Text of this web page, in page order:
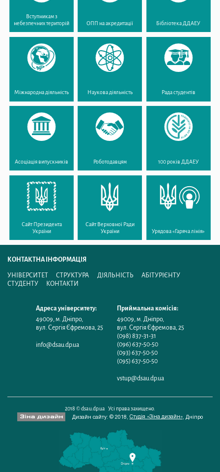
Вступникам з
небезпечних територій
ОПП на акредитації Бібліотека ДДАЕУ
Міжнародна діяльність Наукова діяльність Рада студентів
Асоціація випускників Роботодавцям 100 років ДДАЕУ
Сайт Президента
України
Сайт Верховної Ради
України
Урядова «Гаряча лінія»
КОНТАКТНА ІНФОРМАЦІЯ
УНІВЕРСИТЕТ СТРУКТУРА ДІЯЛЬНІСТЬ
АБІТУРІЄНТУ
СТУДЕНТУ
КОНТАКТИ
Адреса університету:
49009 м. Дніпро,
вул. Сергія Єфремова, 25
info@dsau.dp.ua
Приймальна комісія:
49009 м. Дніпро,
вул. Сергія Єфремова, 25
(098) 837-31-31
(096) 637-50-50
(093) 637-50-50
(095) 637-50-50
vstup@dsau.dp.ua
2018 © dsau.dp.ua Усі права захищено.
Дизайн сайту: © 2018, Студія «Зіна дизайн», Дніпро